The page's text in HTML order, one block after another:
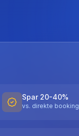
Spar 20-40%
vs. direkte booking